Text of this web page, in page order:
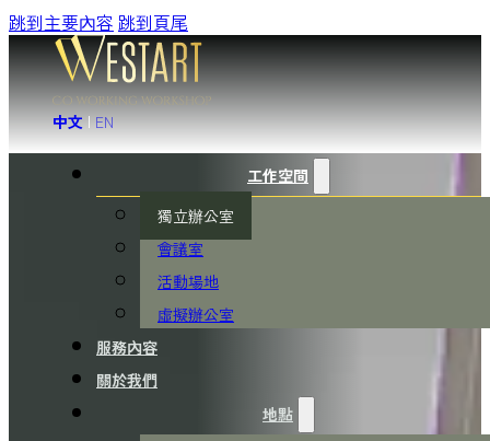
跳到主要內容 跳到頁尾
中文 |EN
工作空間
獨立辦公室
會議室
活動場地
虛擬辦公室
服務內容
關於我們
地點